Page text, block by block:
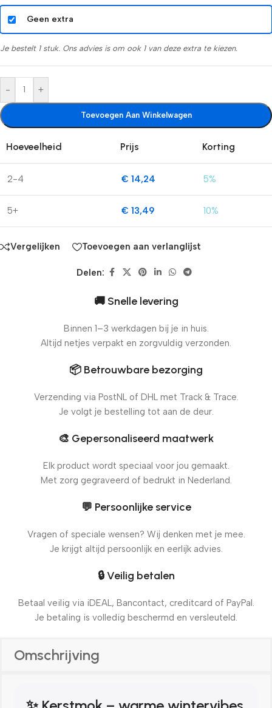
Geen extra
Je bestelt 1 stuk. Ons advies is om ook 1 van deze extra te kiezen.
- +
Toevoegen Aan Winkelwagen
Hoeveelheid Prijs Korting
2-4 € 14,24 5%
5+ € 13,49 10%
Vergelijken Toevoegen aan verlanglijst
Delen:
🚚 Snelle levering
Binnen 1–3 werkdagen bij je in huis.
Altijd netjes verpakt en zorgvuldig verzonden.
📦 Betrouwbare bezorging
Verzending via PostNL of DHL met Track & Trace.
Je volgt je bestelling tot aan de deur.
🎨 Gepersonaliseerd maatwerk
Elk product wordt speciaal voor jou gemaakt.
Met zorg gegraveerd of bedrukt in Nederland.
💬 Persoonlijke service
Vragen of speciale wensen? Wij denken met je mee.
Je krijgt altijd persoonlijk en eerlijk advies.
🔒 Veilig betalen
Betaal veilig via iDEAL, Bancontact, creditcard of PayPal.
Je betaling is volledig beschermd en versleuteld.
Omschrijving